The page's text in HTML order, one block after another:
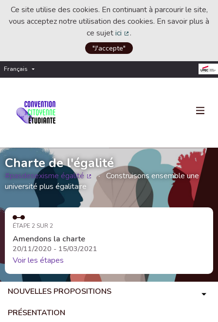
Ce site utilise des cookies. En continuant à parcourir le site,
vous acceptez notre utilisation des cookies. En savoir plus à
ce sujetici
(Lien externe)
.
"J'accepte"
Français Choisir la langue
Charte de l'égalité
#pasdesexisme égalité
(Lien externe)
Construisons ensemble une
université plus égalitaire
ÉTAPE 2 SUR 2
Amendons la charte
20/11/2020 - 15/03/2021
Voir les étapes
NOUVELLES PROPOSITIONS
PRÉSENTATION